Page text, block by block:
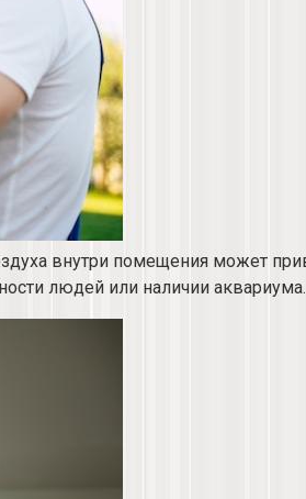
внутри помещения может
людей или наличии аквариума.​